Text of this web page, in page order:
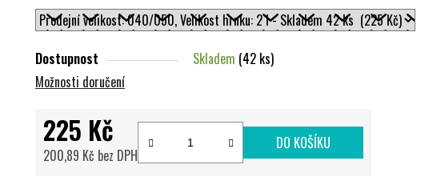
Dostupnost Skladem (42 ks)
Možnosti doručení
225 Kč
200,89 Kč bez DPH
DO KOŠÍKU